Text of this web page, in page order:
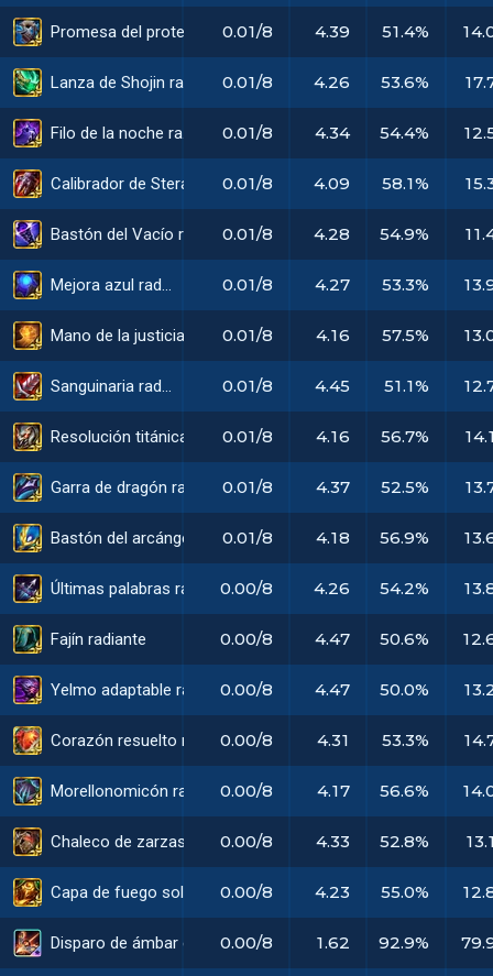
Promesa del protector radiante
Filo de la noche radiante
Calibrador de Sterak radiante
Mejora azul radiante
Sanguinaria radiante
Fajín radiante
Capa de fuego solar radiante
Disparo de ámbar evolucionado
0.01/8 4.39 51.4%
0.01/8 4.26 53.6%
0.01/8 4.34 54.4%
0.01/8 4.09 58.1%
0.01/8 4.28 54.9%
0.01/8 4.27 53.3%
0.01/8 4.16 57.5%
0.01/8 4.45 51.1%
0.01/8 4.16 56.7%
0.01/8 4.37 52.5%
0.01/8 4.18 56.9%
0.00/8 4.26 54.2%
0.00/8 4.47 50.6%
0.00/8 4.47 50.0%
0.00/8 4.31 53.3%
0.00/8 4.17 56.6%
0.00/8 4.33 52.8%
0.00/8 4.23 55.0%
0.00/8 1.62 92.9%